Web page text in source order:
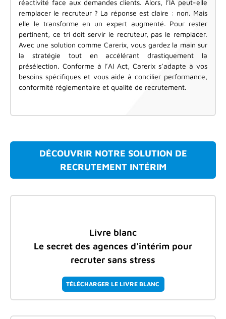
réactivité face aux demandes clients. Alors, l’IA peut-elle
remplacer le recruteur ? La réponse est claire : non. Mais
elle le transforme en un expert augmenté. Pour rester
pertinent, ce tri doit servir le recruteur, pas le remplacer.
Avec une solution comme Carerix, vous gardez la main sur
la stratégie tout en accélérant drastiquement la
présélection. Conforme à l’AI Act, Carerix s’adapte à vos
besoins spécifiques et vous aide à concilier performance,
conformité réglementaire et qualité de recrutement.
DÉCOUVRIR NOTRE SOLUTION DE
RECRUTEMENT INTÉRIM
Livre blanc
Le secret des agences d'intérim pour
recruter sans stress
TÉLÉCHARGER LE LIVRE BLANC